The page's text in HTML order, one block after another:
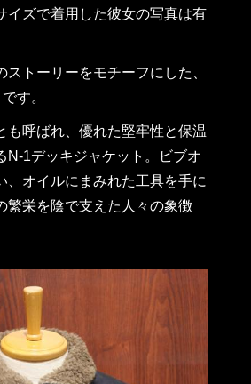
イズで着用した彼女の写真は有
トーリーをモチーフにした、
す。
も呼ばれ、優れた堅牢性と保温
N-1デッキジャケット。ビブオ
、オイルにまみれた工具を手に
繁栄を陰で支えた人々の象徴